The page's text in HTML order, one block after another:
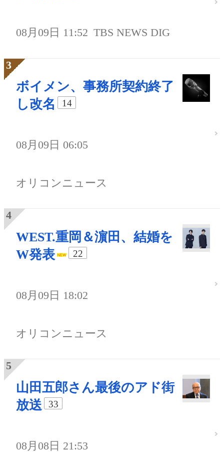
08月09日 11:52 TBS NEWS DIG
ボイメン、事務所契約終了
し改名
14
08月09日 06:05
オリコンニュース
WEST.重岡＆濵田、結婚を
W発表
22
08月09日 18:02
オリコンニュース
山田五郎さん最後のアド街
放送
33
08月08日 21:53